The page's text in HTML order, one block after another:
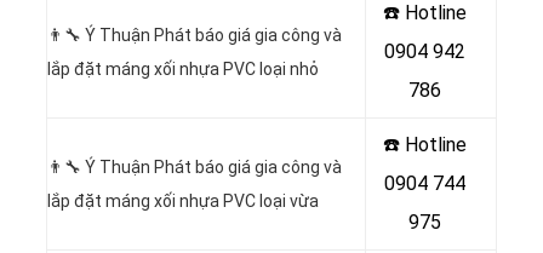
👨‍🔧 Ý Thuận Phát báo giá gia công và
lắp đặt máng xối nhựa PVC loại nhỏ
☎️ Hotline
0904 942
786
👨‍🔧 Ý Thuận Phát báo giá gia công và
lắp đặt máng xối nhựa PVC loại vừa
☎️ Hotline
0904 744
975